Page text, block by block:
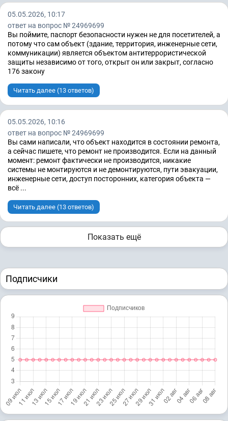
05.05.2026, 10:17
ответ на вопрос № 24969699
Вы поймите, паспорт безопасности нужен не для посетителей, а
потому что сам объект (здание, территория, инженерные сети,
коммуникации) является объектом антитеррористической
защиты независимо от того, открыт он или закрыт, согласно
176 закону
Читать далее (13 ответов)
05.05.2026, 10:16
ответ на вопрос № 24969699
Вы сами написали, что объект находится в состоянии ремонта,
а сейчас пишете, что ремонт не производится. Если на данный
момент: ремонт фактически не производится, никакие
системы не монтируются и не демонтируются, пути эвакуации,
инженерные сети, доступ посторонних, категория объекта —
всё ...
Читать далее (13 ответов)
Показать ещё
Подписчики